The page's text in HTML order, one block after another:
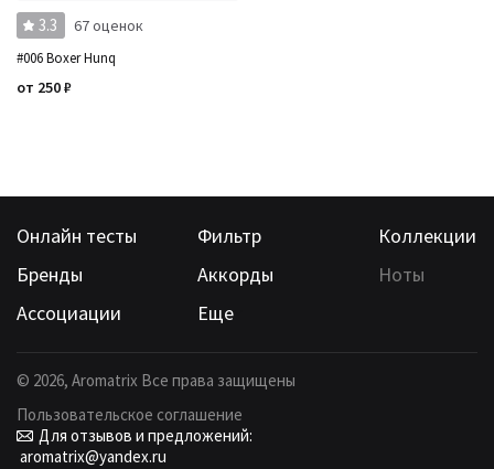
3.3 67 оценок
#006 Boxer Hunq
от 250₽
Онлайн тесты Фильтр
Коллекции
Бренды
Аккорды
Ноты
Ассоциации
Еще
© 2026, Aromatrix Все права защищены
Пользовательское соглашение
Для отзывов и предложений:
aromatrix@yandex.ru